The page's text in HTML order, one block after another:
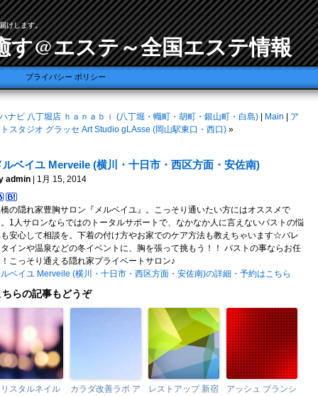
けします。
@エステ～全国エステ情報
プライバシー ポリシー
ハナビ 八丁堀店 ｈａｎａｂｉ (八丁堀・幟町・胡町・銀山町・白島) Main
ア
スタジオ グラッセ Art Studio gLAsse (岡山駅東口・西口) »
ルベイユ Merveile (横川・十日市・西区方面・安佐南)
admin | 1月 15, 2014
の隠れ家豊胸サロン『メルベイユ』。こっそり通いたい方にはオススメで
1人サロンならではのトータルサポートで、なかなか人に言えないバストの悩
安心して相談を。下着の付け方やお家でのケア方法も教えちゃいます☆バレ
インや温泉などの冬イベントに、胸を張って挑もう！！ バストの事ならお任
こっそり通える隠れ家プライベートサロン♪
ベイユ Merveile (横川・十日市・西区方面・安佐南)の詳細・予約はこちら
ちらの記事もどうぞ
スタルネイル
カラダ改善ラボ ア
レストアップ 新宿
アッシュ ブランシ